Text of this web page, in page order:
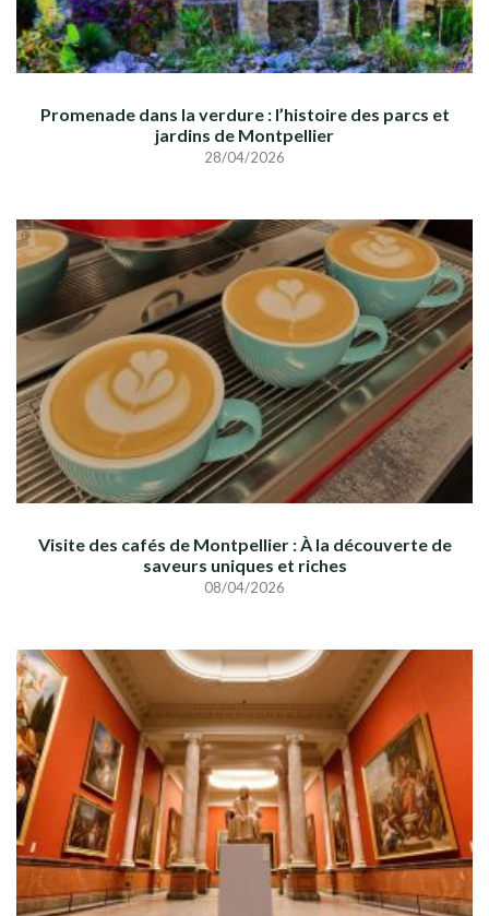
Promenade dans la verdure : l’histoire des parcs et
jardins de Montpellier
28/04/2026
Visite des cafés de Montpellier : À la découverte de
saveurs uniques et riches
08/04/2026